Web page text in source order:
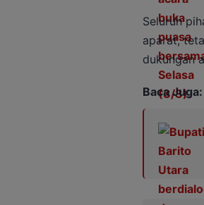
Seluruh
aparat,
dukungan
Baca Juga: